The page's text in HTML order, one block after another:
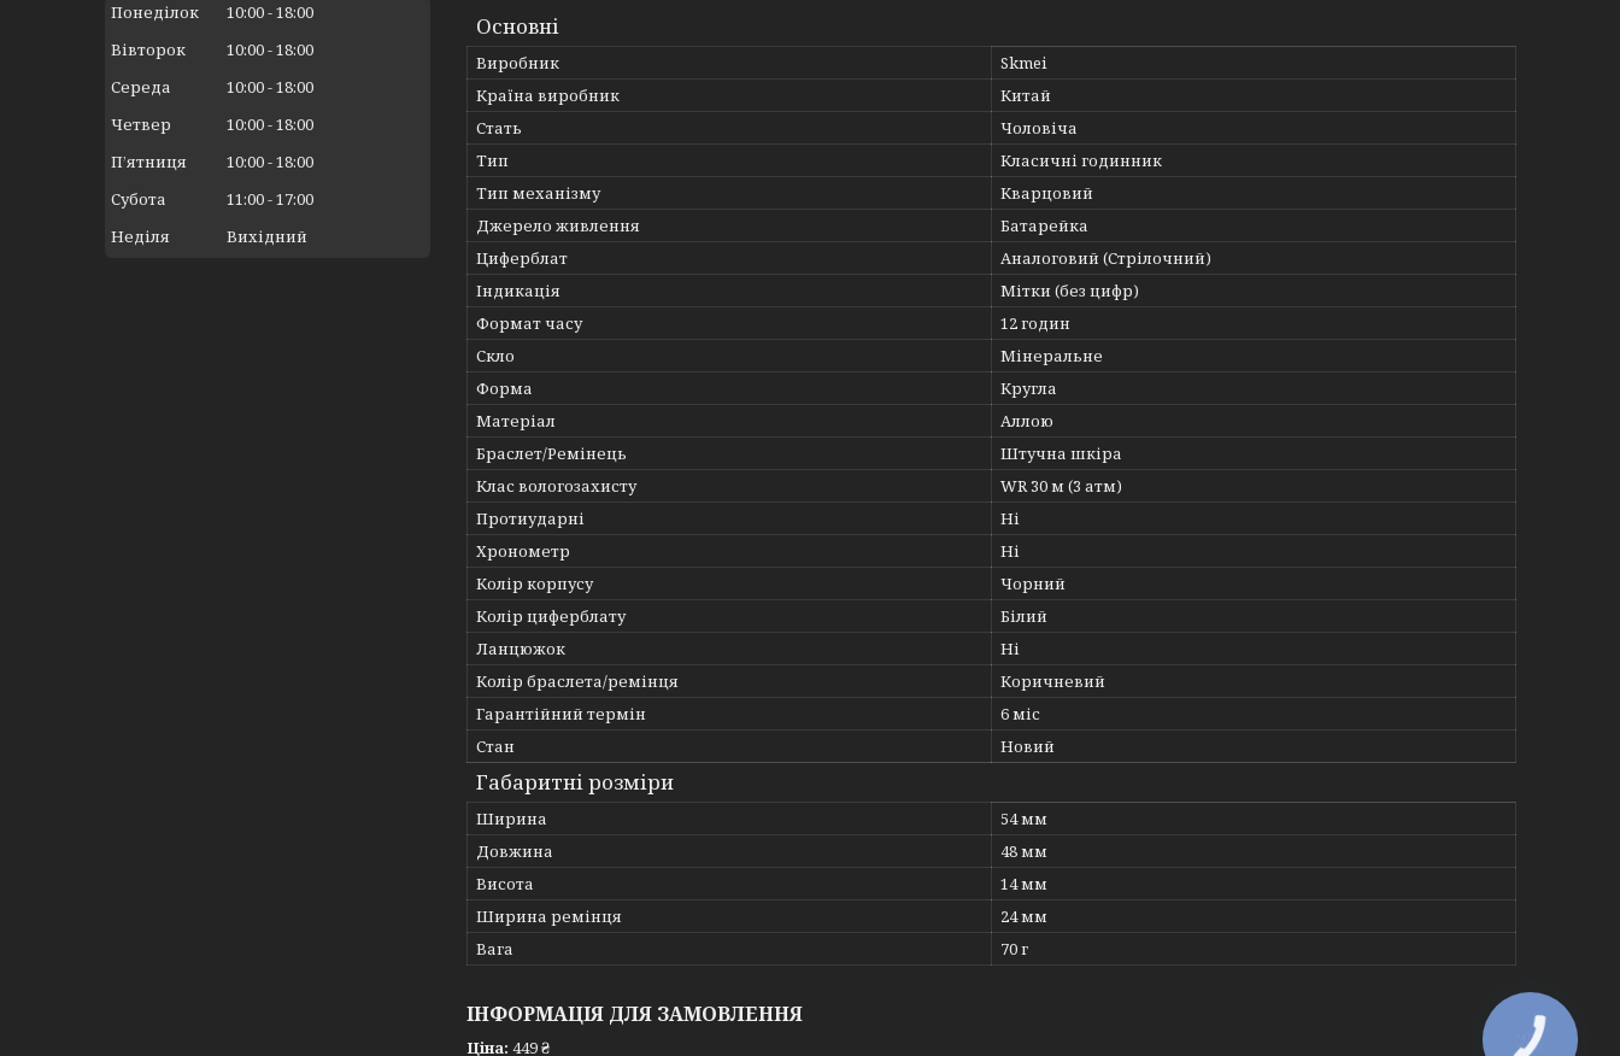
Основні
Виробник
Skmei
Країна виробник
Китай
Стать
Чоловіча
Тип
Класичні годинник
Тип механізму
Кварцовий
Джерело живлення
Батарейка
Циферблат
Аналоговий (Стрілочний)
Індикація
Мітки (без цифр)
Формат часу
12 годин
Скло
Мінеральне
Форма
Кругла
Матеріал
Аллою
Браслет/Ремінець
Штучна шкіра
Клас вологозахисту
WR 30 м (3 атм)
Протиударні
Ні
Хронометр
Ні
Колір корпусу
Чорний
Колір циферблату
Білий
Ланцюжок
Ні
Колір браслета/ремінця
Коричневий
Гарантійний термін
6 міс
Стан
Новий
Габаритні розміри
Ширина
54 мм
Довжина
48 мм
Висота
14 мм
Ширина ремінця
24 мм
Вага
70 г
ІНФОРМАЦІЯ ДЛЯ ЗАМОВЛЕННЯ
Ціна: 449 ₴
Понеділок 10:00 18:00
Вівторок
10:00 18:00
Середа
10:00 18:00
Четвер
10:00 18:00
Пʼятниця
10:00 18:00
Субота
11:00 17:00
Неділя
Вихідний
КНОПКА
ЗВ'ЯЗКУ